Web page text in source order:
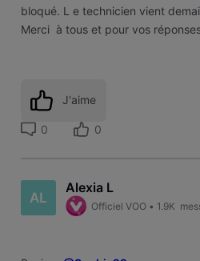
bloqué. L e technicien vient
Merci à tous et pour vos
J'aime
0 0
AL
Alexia L
Officiel VOO • 1.9K